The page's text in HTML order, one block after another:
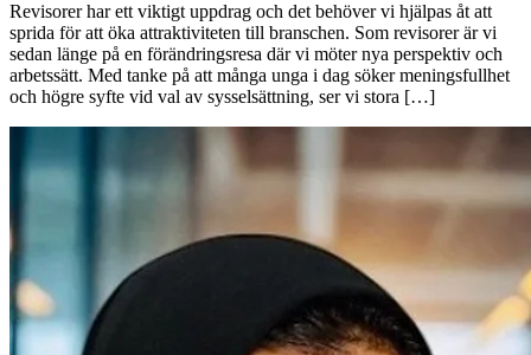
Revisorer har ett viktigt uppdrag och det behöver vi hjälpas åt att
sprida för att öka attraktiviteten till branschen. Som revisorer är vi
sedan länge på en förändringsresa där vi möter nya perspektiv och
arbetssätt. Med tanke på att många unga i dag söker meningsfullhet
och högre syfte vid val av sysselsättning, ser vi stora […]